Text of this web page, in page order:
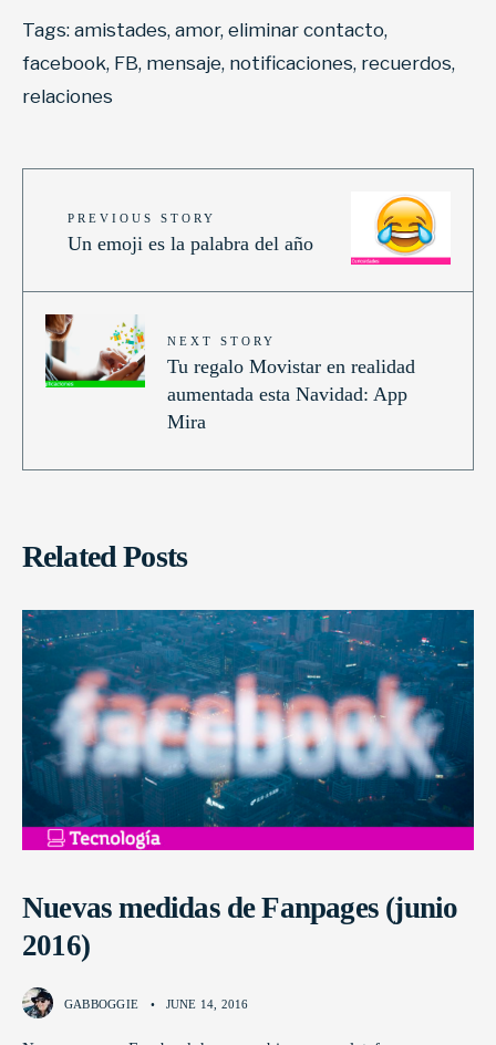
Tags: amistades, amor, eliminar contacto,
facebook, FB, mensaje, notificaciones, recuerdos,
relaciones
PREVIOUS STORY
Un emoji es la palabra del año
NEXT STORY
Tu regalo Movistar en realidad
aumentada esta Navidad: App
Mira
Related Posts
Nuevas medidas de Fanpages (junio
2016)
GABBOGGIE • JUNE 14, 2016